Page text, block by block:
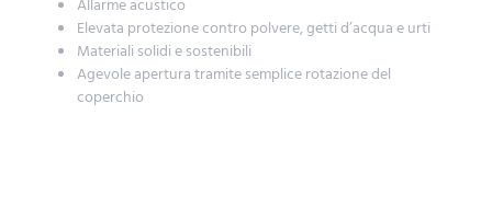
Elevata protezione contro polvere, getti d’acqua e urti
Materiali solidi e sostenibili
Agevole apertura tramite semplice rotazione del
coperchio